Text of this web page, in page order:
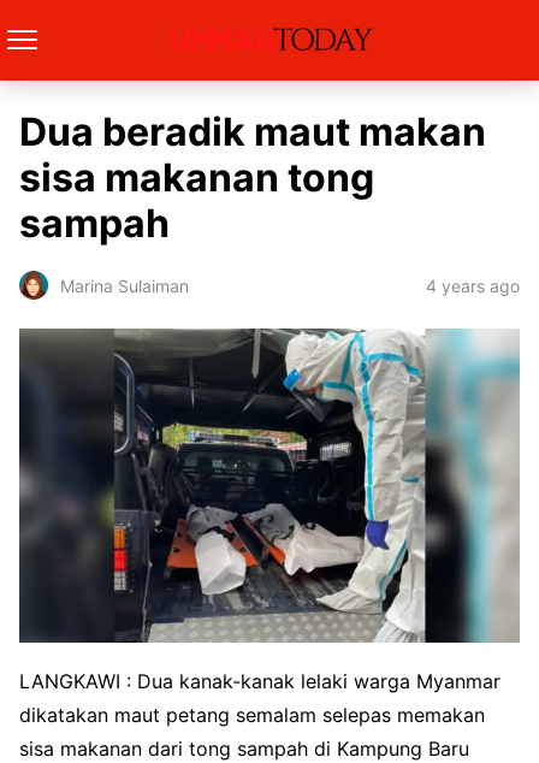
Dua beradik maut makan
sisa makanan tong
sampah
Marina Sulaiman 4 years ago
LANGKAWI : Dua kanak-kanak lelaki warga Myanmar
dikatakan maut petang semalam selepas memakan
sisa makanan dari tong sampah di Kampung Baru